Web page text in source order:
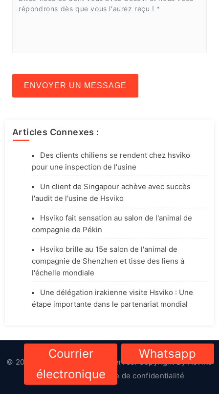
ENVOYER UN MESSAGE
Articles Connexes :
Des clients chiliens se rendent chez hsviko
pour une inspection de l'usine
Un client de Singapour achève avec succès
l'audit de l'usine de Hsviko
Hsviko fait sensation au salon de l'animal de
compagnie de Pékin
Hsviko brille au 15e salon de l'animal de
compagnie de Shenzhen et tisse des liens à
l'échelle mondiale
Une délégation irakienne visite Hsviko : Une
étape importante dans le partenariat mondial
Courrier
électronique
Whatsapp
© 2023-2024. Tous droits réservés. Copyright ByHsViko
Pet Supplies|Politique de confidentialité